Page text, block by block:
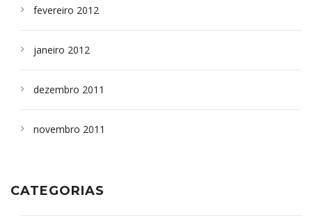
fevereiro 2012
janeiro 2012
dezembro 2011
novembro 2011
CATEGORIAS